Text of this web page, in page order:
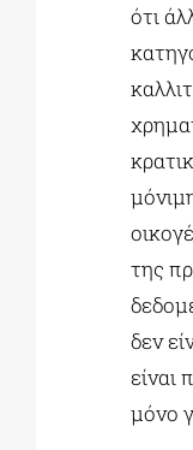
ότι
της
δεν
είναι
μόνο